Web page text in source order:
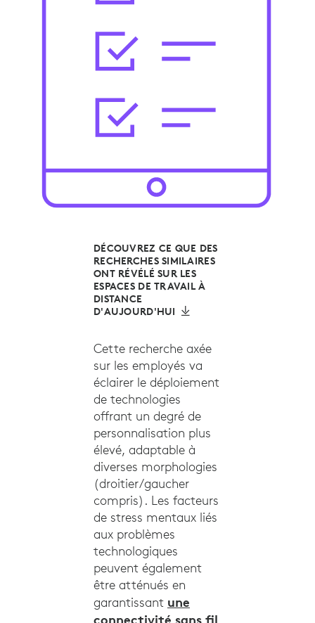
DÉCOUVREZ CE QUE DES
RECHERCHES SIMILAIRES
ONT RÉVÉLÉ SUR LES
ESPACES DE TRAVAIL À
DISTANCE
D'AUJOURD'HUI
Cette recherche axée
sur les employés va
éclairer le déploiement
de technologies
offrant un degré de
personnalisation plus
élevé, adaptable à
diverses morphologies
(droitier/gaucher
compris). Les facteurs
de stress mentaux liés
aux problèmes
technologiques
peuvent également
être atténués en
garantissant une
connectivité sans fil